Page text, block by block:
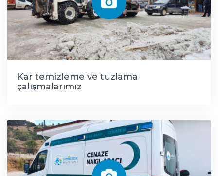
Kar temizleme ve tuzlama
çalışmalarımız